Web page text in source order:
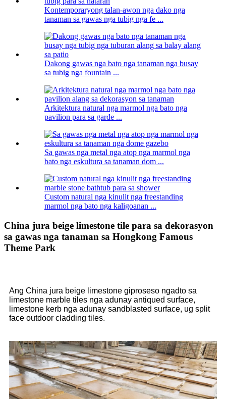
Kontemporaryong talan-awon nga dako nga
tanaman sa gawas nga tubig nga fe ...
Dakong gawas nga bato nga tanaman nga busay
sa tubig nga fountain ...
Arkitektura natural nga marmol nga bato nga
pavilion para sa garde ...
Sa gawas nga metal nga atop nga marmol nga
bato nga eskultura sa tanaman dom ...
Custom natural nga kinulit nga freestanding
marmol nga bato nga kaligoanan ...
China jura beige limestone tile para sa dekorasyon
sa gawas nga tanaman sa Hongkong Famous
Theme Park
Ang China jura beige limestone giproseso ngadto sa
limestone marble tiles nga adunay antiqued surface,
limestone kerb nga adunay sandblasted surface, ug split
face outdoor cladding tiles.